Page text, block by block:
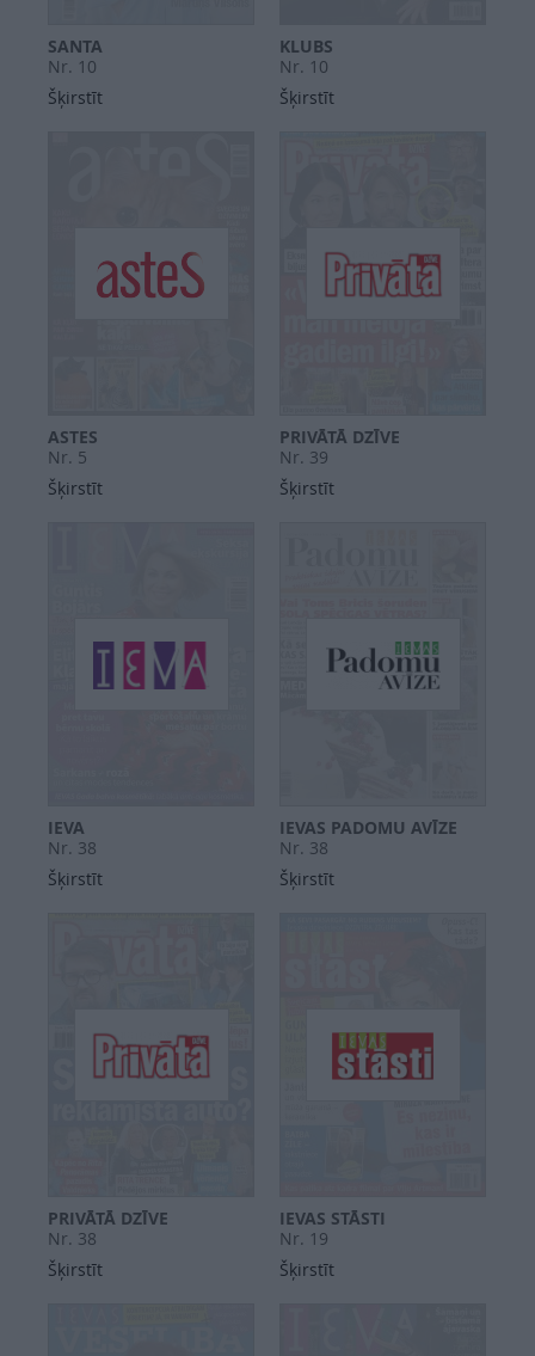
SANTA
Nr. 10
Šķirstīt
KLUBS
Nr. 10
Šķirstīt
ASTES
Nr. 5
Šķirstīt
PRIVĀTĀ DZĪVE
Nr. 39
Šķirstīt
IEVA
Nr. 38
Šķirstīt
IEVAS PADOMU AVĪZE
Nr. 38
Šķirstīt
PRIVĀTĀ DZĪVE
Nr. 38
Šķirstīt
IEVAS STĀSTI
Nr. 19
Šķirstīt